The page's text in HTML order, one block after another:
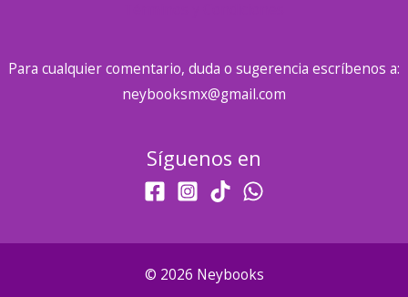
Para cualquier comentario, duda o sugerencia escríbenos a:
neybooksmx@gmail.com
Síguenos en
© 2026 Neybooks